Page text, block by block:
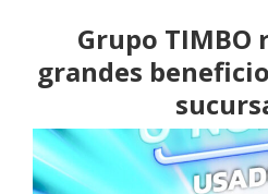
Grupo TIMBO
grandes